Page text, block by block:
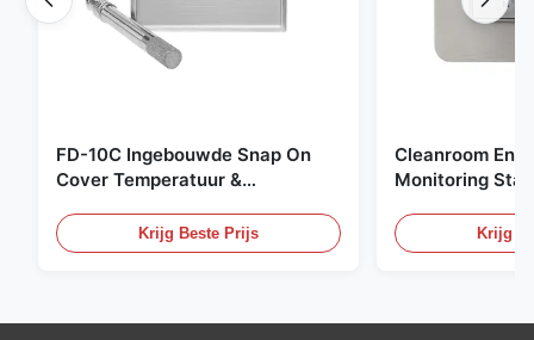
FD-10C Ingebouwde Snap On
Cover Temperatuur &
roestvrijstalen monitor
Krijg Beste Prijs
Cleanroom
Monitoring
20mA/RS485
Fume Detection
Krijg